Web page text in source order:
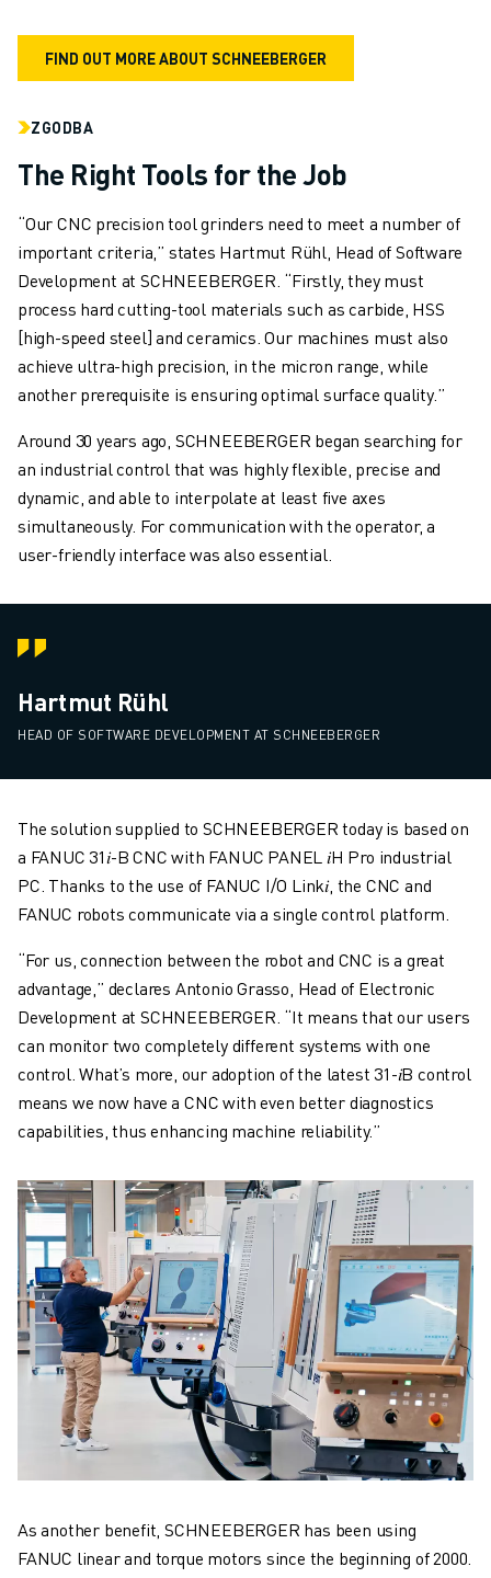
FIND OUT MORE ABOUT SCHNEEBERGER
ZGODBA
The Right Tools for the Job
“Our CNC precision tool grinders need to meet a number of
important criteria,” states Hartmut Rühl, Head of Software
Development at SCHNEEBERGER. “Firstly, they must
process hard cutting-tool materials such as carbide, HSS
[high-speed steel] and ceramics. Our machines must also
achieve ultra-high precision, in the micron range, while
another prerequisite is ensuring optimal surface quality.”
Around 30 years ago, SCHNEEBERGER began searching for
an industrial control that was highly flexible, precise and
dynamic, and able to interpolate at least five axes
simultaneously. For communication with the operator, a
user-friendly interface was also essential.
Hartmut Rühl
HEAD OF SOFTWARE DEVELOPMENT AT SCHNEEBERGER
The solution supplied to SCHNEEBERGER today is based on
a FANUC 31𝑖-B CNC with FANUC PANEL𝑖H Pro industrial
PC. Thanks to the use of FANUC I/O Link𝑖, the CNC and
FANUC robots communicate via a single control platform.
“For us, connection between the robot and CNC is a great
advantage,” declares Antonio Grasso, Head of Electronic
Development at SCHNEEBERGER. “It means that our users
can monitor two completely different systems with one
control. What’s more, our adoption of the latest 31-𝑖B control
means we now have a CNC with even better diagnostics
capabilities, thus enhancing machine reliability.”
As another benefit, SCHNEEBERGER has been using
FANUC linear and torque motors since the beginning of 2000.